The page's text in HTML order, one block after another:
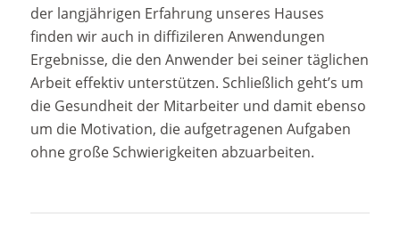
der langjährigen Erfahrung unseres Hauses
finden wir auch in diffizileren Anwendungen
Ergebnisse, die den Anwender bei seiner täglichen
Arbeit effektiv unterstützen. Schließlich geht’s um
die Gesundheit der Mitarbeiter und damit ebenso
um die Motivation, die aufgetragenen Aufgaben
ohne große Schwierigkeiten abzuarbeiten.